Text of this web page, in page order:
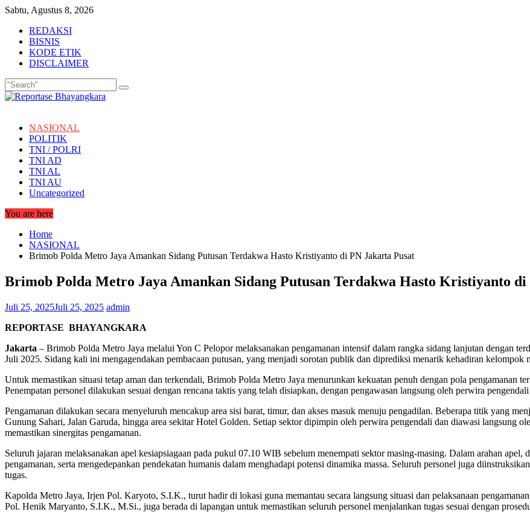
Skip
content
Sabtu, Agustus 8, 2026
REDAKSI
BISNIS
KODE ETIK
DISCLAIMER
NASIONAL
POLITIK
TNI / POLRI
TNI AD
TNI AL
TNI AU
Uncategorized
You are here
Home
NASIONAL
Brimob Polda Metro Jaya Amankan Sidang Putusan Terdakwa Hasto Kristiyanto di PN Jakarta Pusat
Brimob Polda Metro Jaya Amankan Sidang Putusan Terdakwa Hasto Kristiyanto
Juli 25, 2025Juli 25, 2025 admin
REPORTASE BHAYANGKARA
Jakarta – Brimob Polda Metro Jaya melalui Yon C Pelopor melaksanakan pengamanan intensif dalam rangka sidang lanjutan dengan
Juli 2025. Sidang kali ini mengagendakan pembacaan putusan, yang menjadi sorotan publik dan diprediksi menarik kehadiran kelompok
Untuk memastikan situasi tetap aman dan terkendali, Brimob Polda Metro Jaya menurunkan kekuatan penuh dengan pola pengamanan
Penempatan personel dilakukan sesuai dengan rencana taktis yang telah disiapkan, dengan pengawasan langsung oleh perwira
Pengamanan dilakukan secara menyeluruh mencakup area sisi barat, timur, dan akses masuk menuju pengadilan. Beberapa titik yang
Gunung Sahari, Jalan Garuda, hingga area sekitar Hotel Golden. Setiap sektor dipimpin oleh perwira pengendali dan diawasi langsung
memastikan sinergitas pengamanan.
Seluruh jajaran melaksanakan apel kesiapsiagaan pada pukul 07.10 WIB sebelum menempati sektor masing-masing. Dalam arahan
pengamanan, serta mengedepankan pendekatan humanis dalam menghadapi potensi dinamika massa. Seluruh personel juga
tugas.
Kapolda Metro Jaya, Irjen Pol. Karyoto, S.I.K., turut hadir di lokasi guna memantau secara langsung situasi dan pelaksanaan
Pol. Henik Maryanto, S.I.K., M.Si., juga berada di lapangan untuk memastikan seluruh personel menjalankan tugas sesuai dengan